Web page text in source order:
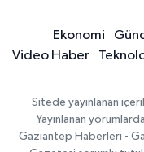
Ekonomi
Video Haber
Sitede yayınlanan
Yayınlanan
Gaziantep Haberleri -